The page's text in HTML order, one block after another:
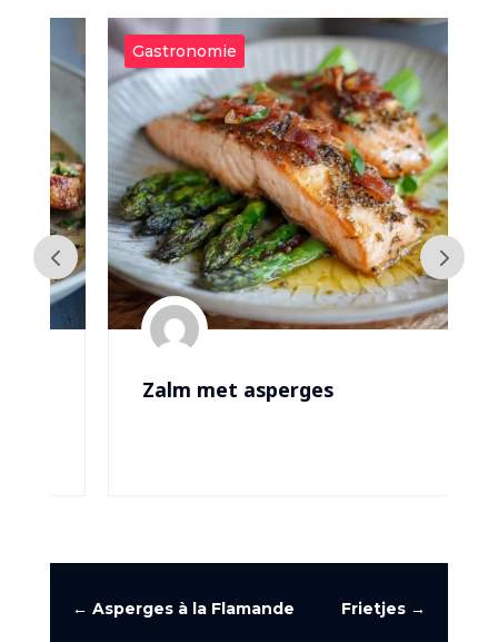
Gastronomie
Zalm met asperges
← Asperges à la Flamande Frietjes →